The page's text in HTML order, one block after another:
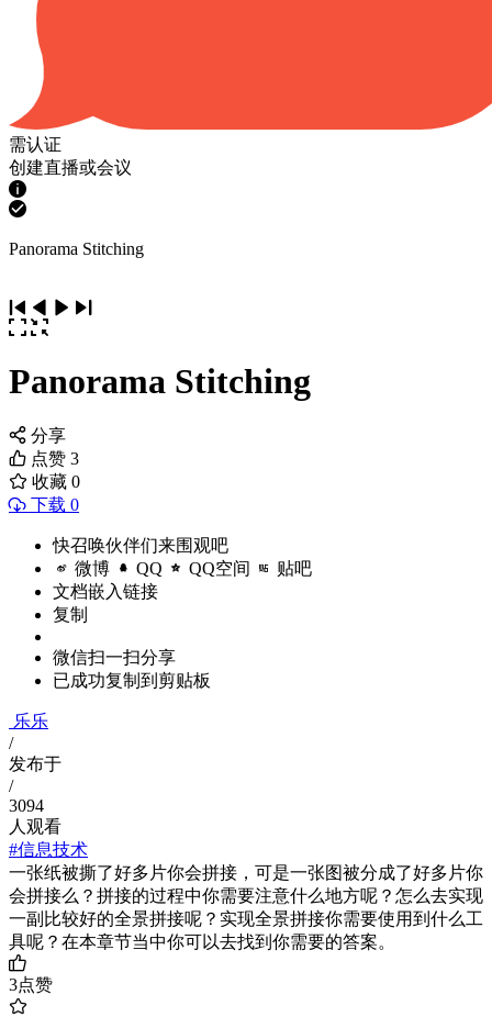
需认证
创建直播或会议
Panorama Stitching
Panorama Stitching
分享
点赞 3
收藏 0
下载 0
快召唤伙伴们来围观吧
微博 QQ QQ空间 贴吧
文档嵌入链接
复制
微信扫一扫分享
已成功复制到剪贴板
乐乐
/
发布于
/
3094
人观看
#信息技术
一张纸被撕了好多片你会拼接，可是一张图被分成了好多片你
会拼接么？拼接的过程中你需要注意什么地方呢？怎么去实现
一副比较好的全景拼接呢？实现全景拼接你需要使用到什么工
具呢？在本章节当中你可以去找到你需要的答案。
3点赞